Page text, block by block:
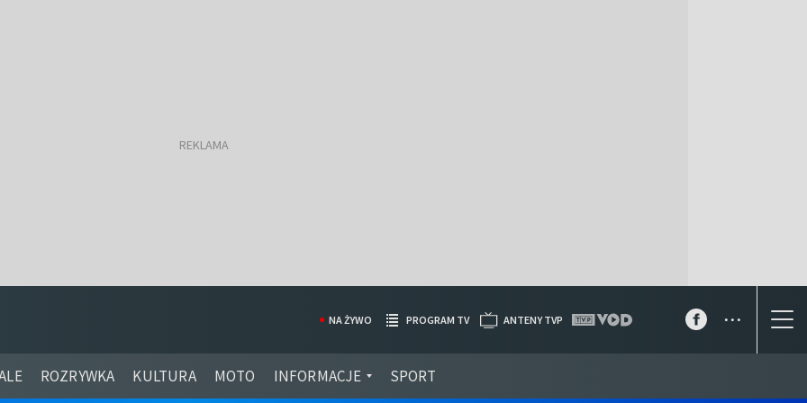
ROZRYWKA KULTURA MOTO INFORMACJE SPORT
NA ŻYWO PROGRAM TV ANTENY TVP ...